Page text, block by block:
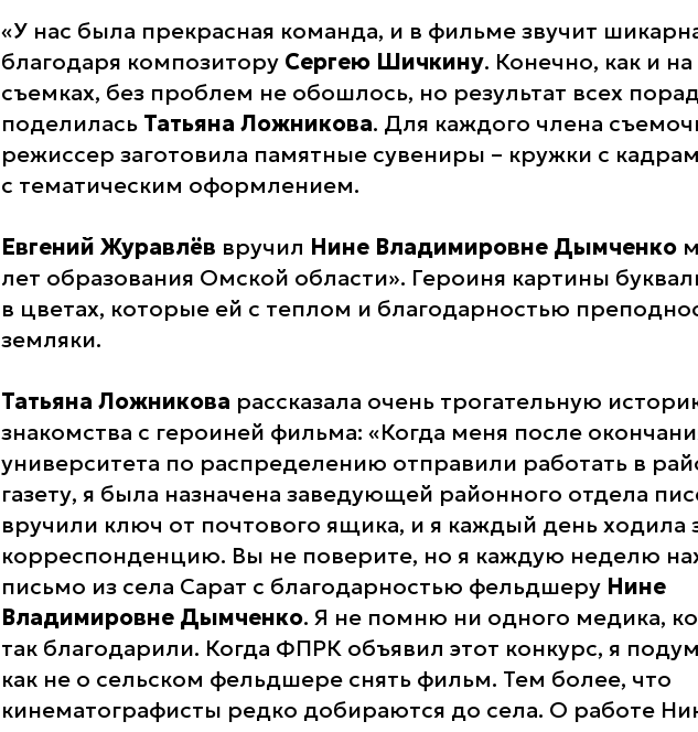
«У нас была прекрасная команда, и в фильме звучит
благодаря композитору Сергею Шичкину. Конечно, как и
съемках, без проблем не обошлось, но результат всех
поделилась Татьяна Ложникова. Для каждого члена
режиссер заготовила памятные сувениры – кружки с
с тематическим оформлением.
Евгений Журавлёв вручил Нине Владимировне Дымченко
лет образования Омской области». Героиня картины
в цветах, которые ей с теплом и благодарностью
земляки.
Татьяна Ложникова рассказала очень трогательную
знакомства с героиней фильма: «Когда меня после
университета по распределению отправили работать в
газету, я была назначена заведующей районного отдела
вручили ключ от почтового ящика, и я каждый день ходила
корреспонденцию. Вы не поверите, но я каждую неделю
письмо из села Сарат с благодарностью фельдшеру Нине
Владимировне Дымченко. Я не помню ни одного медика,
так благодарили. Когда ФПРК объявил этот конкурс, я
как не о сельском фельдшере снять фильм. Тем более, что
кинематографисты редко добираются до села. О работе